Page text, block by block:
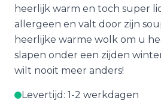
heerlijk warm en toch super
allergeen en valt door zijn
heerlijke warme wolk om u
slapen onder een zijden
wilt nooit meer anders!
Levertijd: 1-2 werkdagen